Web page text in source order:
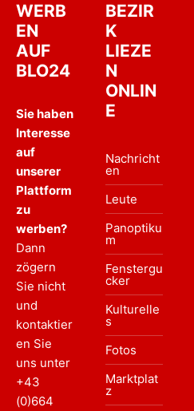
WERB
EN
AUF
BLO24
Sie haben
Interesse
auf
unserer
Plattform
zu
werben?
Dann
zögern
Sie nicht
und
kontaktier
en Sie
uns unter
+43
(0)664
BEZIR
K
LIEZE
N
ONLIN
E
Nachricht
en
Leute
Panoptiku
m
Fenstergu
cker
Kulturelle
s
Fotos
Marktplat
z